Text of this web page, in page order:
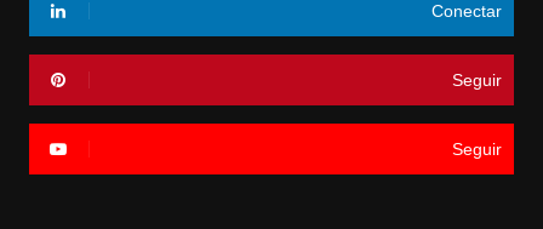
Conectar
Seguir
Seguir